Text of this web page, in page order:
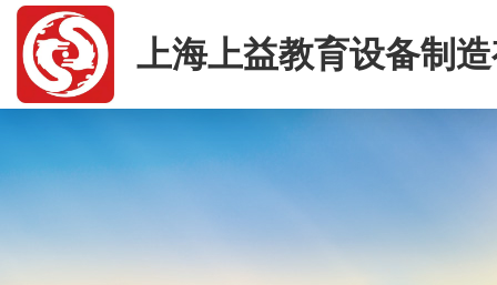
上海上益教育设备制
司